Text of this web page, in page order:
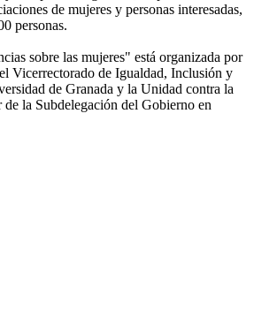
de mujeres y personas interesadas,
personas.
sobre las mujeres" está organizada por
Vicerrectorado de Igualdad, Inclusión y
de Granada y la Unidad contra la
la Subdelegación del Gobierno en